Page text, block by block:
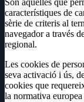
Són aquelles que
característiques de
sèrie de criteris al
navegador a través
regional.
Les cookies de
seva activació i ús,
cookies que
la normativa